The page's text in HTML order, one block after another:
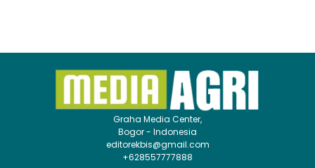
Graha Media Center,
Bogor - Indonesia
editorekbis@gmail.com
+628557777888